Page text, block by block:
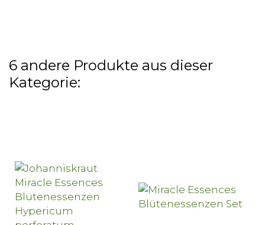
6 andere Produkte aus dieser
Kategorie: